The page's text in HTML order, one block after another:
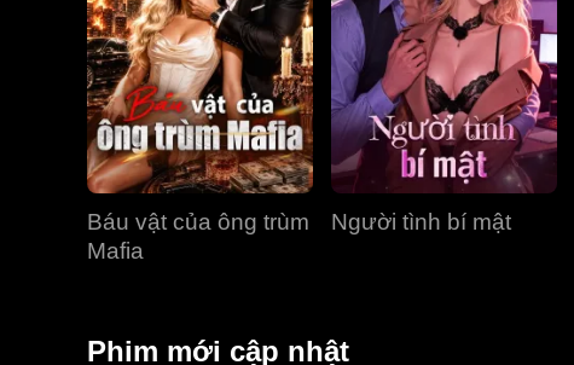
Báu vật của ông trùm
Mafia
Người tình bí mật
Phim mới cập nhật